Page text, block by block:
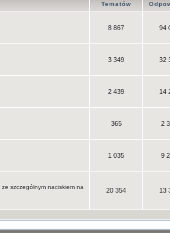
Tematów
8 867 94
3 349 32
2 439 14
365 2
1 035 9
szczególnym naciskiem na
20 354 13